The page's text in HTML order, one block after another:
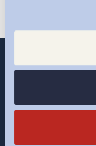
Interventi ADAPT